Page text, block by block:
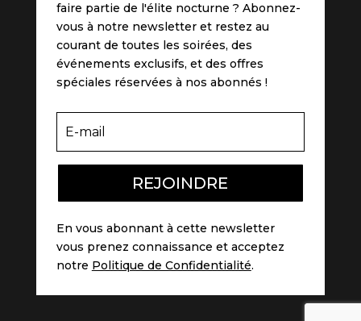
faire partie de l'élite nocturne ? Abonnez-
vous à notre newsletter et restez au
courant de toutes les soirées, des
événements exclusifs, et des offres
spéciales réservées à nos abonnés !
REJOINDRE
En vous abonnant à cette newsletter
vous prenez connaissance et acceptez
notre Politique de Confidentialité.